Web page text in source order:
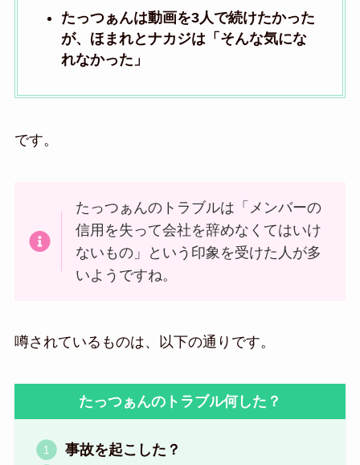
たっつぁんは動画を3人で続けたかった
が、ほまれとナカジは「そんな気にな
れなかった」
です。
たっつぁんのトラブルは「メンバーの
信用を失って会社を辞めなくてはいけ
ないもの」という印象を受けた人が多
いようですね。
噂されているものは、以下の通りです。
たっつぁんのトラブル何した？
事故を起こした？